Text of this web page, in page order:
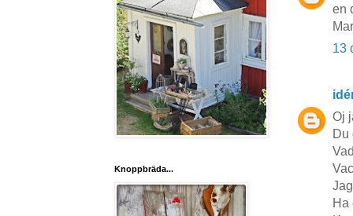
en
13
Oj
Du
Ha
Knoppbräda...